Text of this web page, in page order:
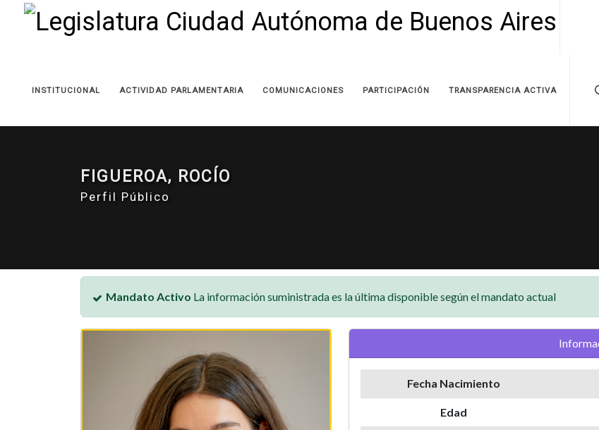
INSTITUCIONAL ACTIVIDAD PARLAMENTARIA COMUNICACIONES PARTICIPACIÓN TRANSPARENCIA ACTIVA
FIGUEROA, ROCÍO
Perfil Público
Mandato Activo La información suministrada es la última disponible según el mandato actual
Fecha Nacimiento
Edad